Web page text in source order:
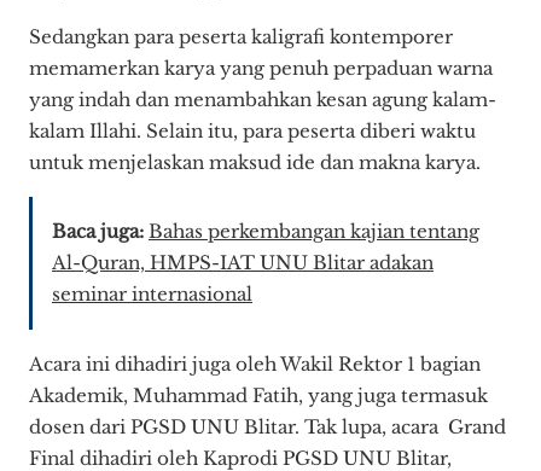
Sedangkan para peserta kaligrafi kontemporer
memamerkan karya yang penuh perpaduan warna
yang indah dan menambahkan kesan agung kalam-
kalam Illahi. Selain itu, para peserta diberi waktu
untuk menjelaskan maksud ide dan makna karya.
Baca juga: Bahas perkembangan kajian tentang
Al-Quran, HMPS-IAT UNU Blitar adakan
seminar internasional
Acara ini dihadiri juga oleh Wakil Rektor 1 bagian
Akademik, Muhammad Fatih, yang juga termasuk
dosen dari PGSD UNU Blitar. Tak lupa, acara Grand
Final dihadiri oleh Kaprodi PGSD UNU Blitar,